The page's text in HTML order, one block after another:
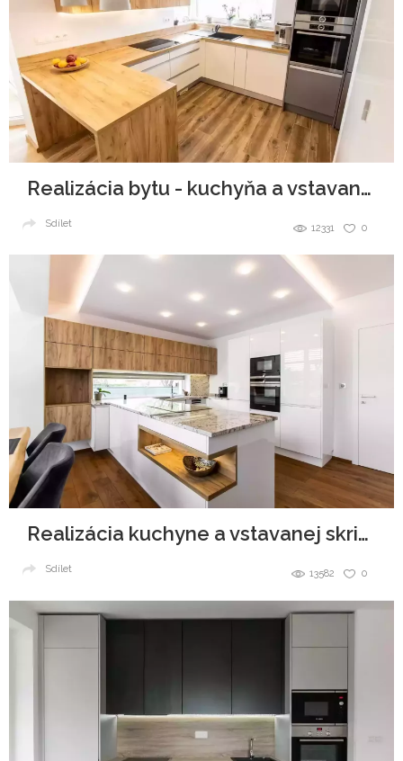
Realizácia bytu - kuchyňa a vstavané skrine
0
12331
Sdílet
Realizácia kuchyne a vstavanej skrine
0
13582
Sdílet